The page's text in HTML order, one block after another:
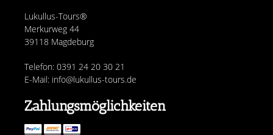
Lukullus-Tours®
Merkurweg 44
39118 Magdeburg
Telefon: 0391 24 20 30 21
E-Mail: info@lukullus-tours.de
Zahlungsmöglichkeiten